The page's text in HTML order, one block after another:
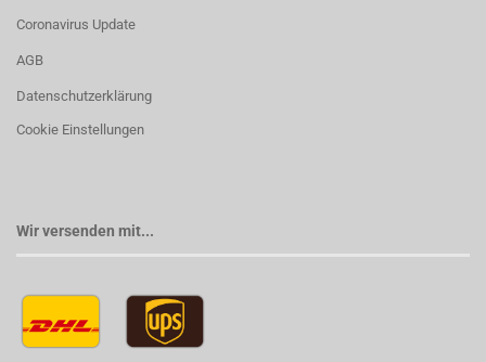
Coronavirus Update
AGB
Datenschutzerklärung
Cookie Einstellungen
Wir versenden mit...